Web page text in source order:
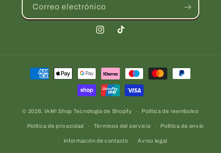
Correo electrónico
InstagramTikTok
Formas
© 2026, IAMI Shop Tecnología de Shopify Política de reembolso
Política de privacidad Términos del servicio Política de envío
Información de contacto Aviso legal